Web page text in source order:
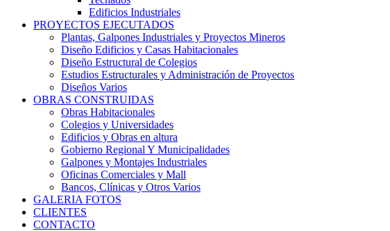
Edificios Industriales
PROYECTOS EJECUTADOS
Plantas, Galpones Industriales y Proyectos Mineros
Diseño Edificios y Casas Habitacionales
Diseño Estructural de Colegios
Estudios Estructurales y Administración de Proyectos
Diseños Varios
OBRAS CONSTRUIDAS
Obras Habitacionales
Colegios y Universidades
Edificios y Obras en altura
Gobierno Regional Y Municipalidades
Galpones y Montajes Industriales
Oficinas Comerciales y Mall
Bancos, Clínicas y Otros Varios
GALERIA FOTOS
CLIENTES
CONTACTO